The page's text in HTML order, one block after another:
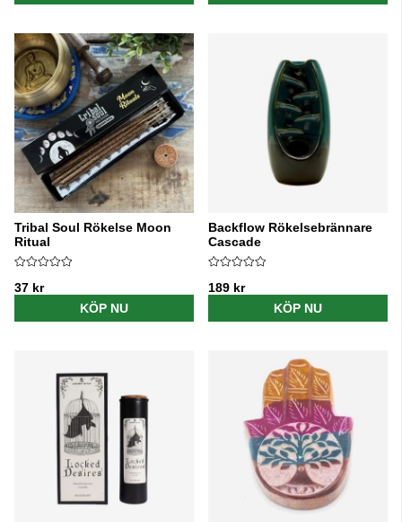
Tribal Soul Rökelse Moon
Ritual
37 kr
KÖP NU
Backflow Rökelsebrännare
Cascade
189 kr
KÖP NU